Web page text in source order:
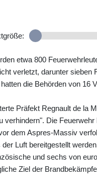
etwa 800
verletzt, darunter sieben
die Behörden von 16
Präfekt Regnault de la
verhindern". Die Feuerwehr
dem Aspres-Massiv
Luft bereitgestellt
und sechs von
Ziel der